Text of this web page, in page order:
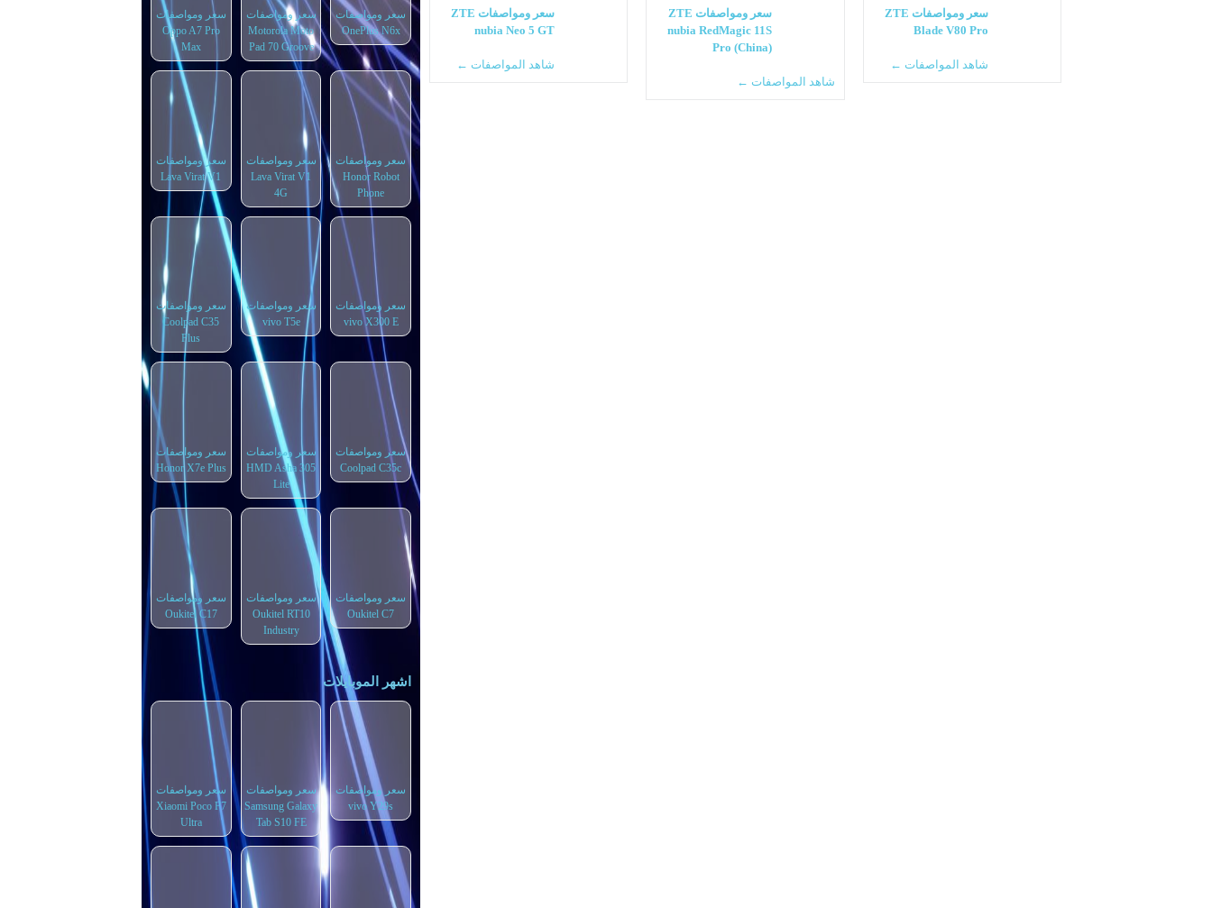
سعر ومواصفات ZTE
Blade V80 Pro
شاهد المواصفات ←
سعر ومواصفات ZTE
nubia RedMagic 11S
Pro (China)
شاهد المواصفات ←
سعر ومواصفات ZTE
nubia Neo 5 GT
شاهد المواصفات ←
سعر ومواصفات
OnePlus N6x
سعر ومواصفات
Motorola Moto
Pad 70 Groove
سعر ومواصفات
Oppo A7 Pro
Max
سعر ومواصفات
Honor Robot
Phone
سعر ومواصفات
Lava Virat V1
4G
سعر ومواصفات
Lava Virat V1
سعر ومواصفات
vivo X300 E
سعر ومواصفات
vivo T5e
سعر ومواصفات
Coolpad C35
Plus
سعر ومواصفات
Coolpad C35c
سعر ومواصفات
HMD Asha 305
Lite
سعر ومواصفات
Honor X7e Plus
سعر ومواصفات
Oukitel C7
سعر ومواصفات
Oukitel RT10
Industry
سعر ومواصفات
Oukitel C17
اشهر الموبايلات
سعر ومواصفات
vivo Y29s
سعر ومواصفات
Samsung Galaxy
Tab S10 FE
سعر ومواصفات
Xiaomi Poco F7
Ultra